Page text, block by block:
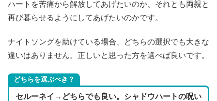
ハートを苦痛から解放してあげたいのか、それとも両親と
再び暮らせるようにしてあげたいのかです。
ナイトソングを助けている場合、どちらの選択でも大きな
違いはありません。正しいと思った方を選べば良いです。
どちらを選ぶべき？
セルーネイ→どちらでも良い。シャドウハートの呪い